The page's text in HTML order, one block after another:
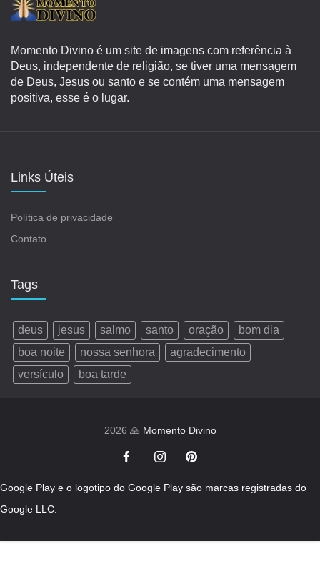
Momento Divino é um site de imagens com referência à
Deus, independente de religião, se tiver uma mensagem
de Deus, Jesus ou santo e se contém uma mensagem
positiva, esse é o lugar.
Links Úteis
Política de privacidade
Contato
Tags
deus jesus salmo santo oração
bom dia
boa noite
nossa senhora
agradecimento
versículo
boa tarde
2026 🙏 Momento Divino
Google Play e o logotipo do Google Play são marcas registradas do
Google LLC.